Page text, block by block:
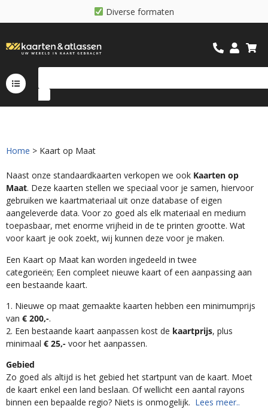
Diverse formaten
Home > Kaart op Maat
Naast onze standaardkaarten verkopen we ook Kaarten op
Maat. Deze kaarten stellen we speciaal voor je samen, hiervoor
gebruiken we kaartmateriaal uit onze database of eigen
aangeleverde data. Voor zo goed als elk materiaal en medium
toepasbaar, met enorme vrijheid in de te printen grootte. Wat
voor kaart je ook zoekt, wij kunnen deze voor je maken.
Een Kaart op Maat kan worden ingedeeld in twee
categorieën; Een compleet nieuwe kaart of een aanpassing aan
een bestaande kaart.
1. Nieuwe op maat gemaakte kaarten hebben een minimumprijs
van € 200,-.
2. Een bestaande kaart aanpassen kost de kaartprijs, plus
minimaal € 25,- voor het aanpassen.
Gebied
Zo goed als altijd is het gebied het startpunt van de kaart. Moet
de kaart enkel een land beslaan. Of wellicht een aantal rayons
binnen een bepaalde regio? Niets is onmogelijk. Lees meer..